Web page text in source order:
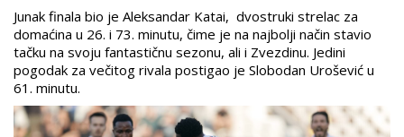
Junak finala bio je Aleksandar Katai, dvostruki strelac za
domaćina u 26. i 73. minutu, čime je na najbolji način stavio
tačku na svoju fantastičnu sezonu, ali i Zvezdinu. Jedini
pogodak za večitog rivala postigao je Slobodan Urošević u
61. minutu.